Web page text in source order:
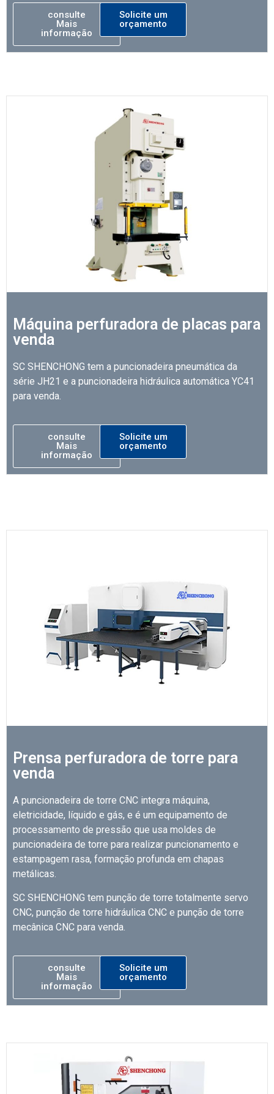
consulte
Mais
informação
Solicite um
orçamento
Máquina perfuradora de placas para
venda
SC SHENCHONG tem a puncionadeira pneumática da
série JH21 e a puncionadeira hidráulica automática YC41
para venda.
consulte
Mais
informação
Solicite um
orçamento
Prensa perfuradora de torre para
venda
A puncionadeira de torre CNC integra máquina,
eletricidade, líquido e gás, e é um equipamento de
processamento de pressão que usa moldes de
puncionadeira de torre para realizar puncionamento e
estampagem rasa, formação profunda em chapas
metálicas.
SC SHENCHONG tem punção de torre totalmente servo
CNC, punção de torre hidráulica CNC e punção de torre
mecânica CNC para venda.
consulte
Mais
informação
Solicite um
orçamento